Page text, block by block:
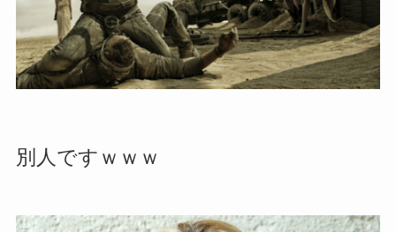
別人ですｗｗｗ